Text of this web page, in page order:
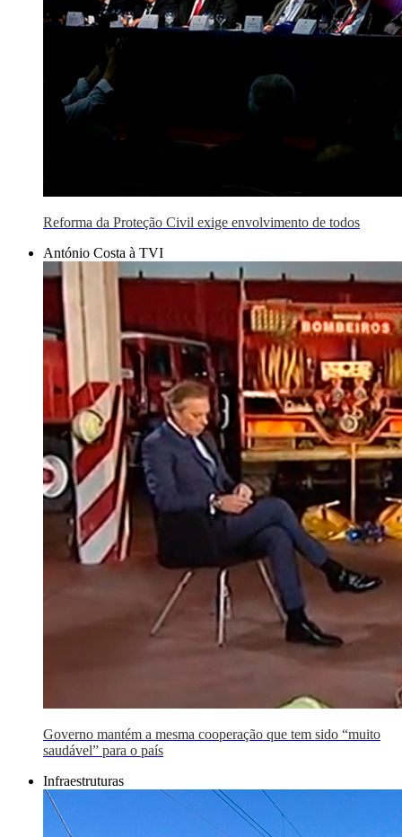
Reforma da Proteção Civil exige envolvimento de todos
António Costa à TVI
Governo mantém a mesma cooperação que tem sido “muito
saudável” para o país
Infraestruturas